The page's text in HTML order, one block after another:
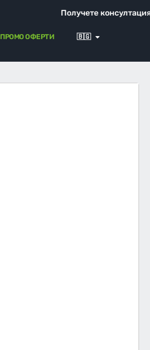
Получете консултация от
ПРОМО ОФЕРТИ 🇧🇬